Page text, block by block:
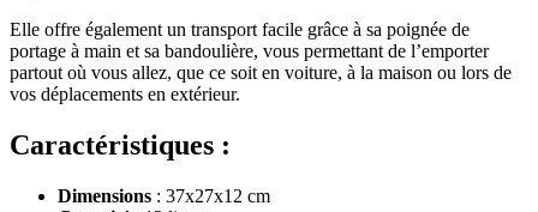
Elle offre également un transport facile grâce à sa poignée de
portage à main et sa bandoulière, vous permettant de l’emporter
partout où vous allez, que ce soit en voiture, à la maison ou lors de
vos déplacements en extérieur.
Caractéristiques :
Dimensions : 37x27x12 cm